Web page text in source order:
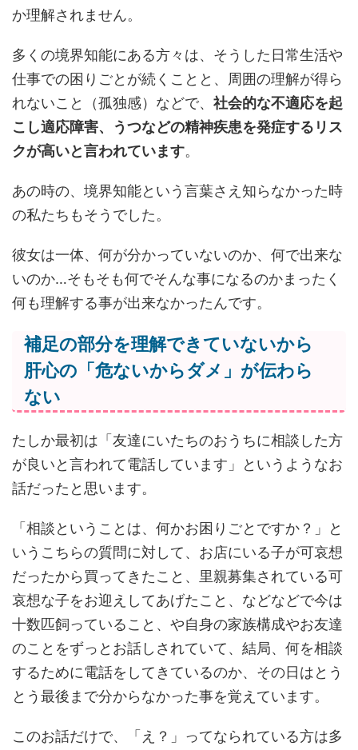
か理解されません。
多くの境界知能にある方々は、そうした日常生活や
仕事での困りごとが続くことと、周囲の理解が得ら
れないこと（孤独感）などで、 社会的な不適応を起
こし適応障害、うつなどの精神疾患を発症するリス
クが高いと言われています。
あの時の、境界知能という言葉さえ知らなかった時
の私たちもそうでした。
彼女は一体、何が分かっていないのか、何で出来な
いのか…そもそも何でそんな事になるのかまったく
何も理解する事が出来なかったんです。
補足の部分を理解できていないから
肝心の「危ないからダメ」が伝わら
ない
たしか最初は「友達にいたちのおうちに相談した方
が良いと言われて電話しています」というようなお
話だったと思います。
「相談ということは、何かお困りごとですか？」と
いうこちらの質問に対して、お店にいる子が可哀想
だったから買ってきたこと、里親募集されている可
哀想な子をお迎えしてあげたこと、などなどで今は
十数匹飼っていること、や自身の家族構成やお友達
のことをずっとお話しされていて、結局、何を相談
するために電話をしてきているのか、その日はとう
とう最後まで分からなかった事を覚えています。
このお話だけで、「え？」ってなられている方は多